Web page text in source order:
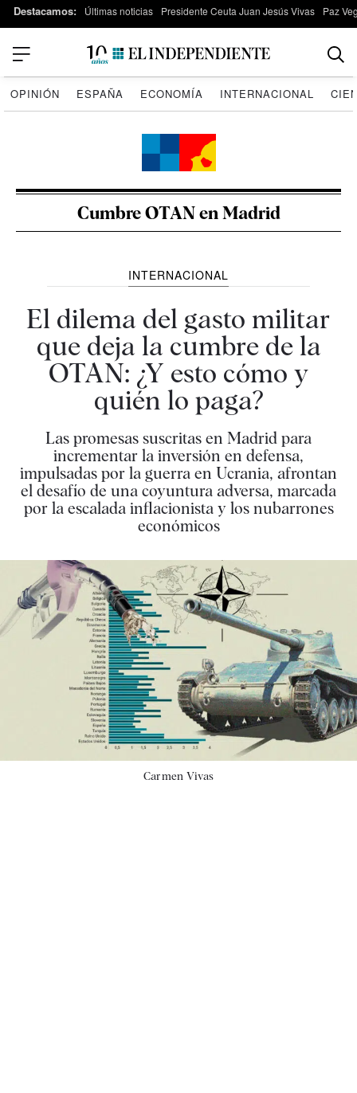
Destacamos: Últimas noticias Presidente Ceuta Juan Jesús Vivas Paz
OPINIÓN ESPAÑA ECONOMÍA INTERNACIONAL
Cumbre OTAN en Madrid
INTERNACIONAL
El dilema del gasto militar
que deja la cumbre de la
OTAN: ¿Y esto cómo y
quién lo paga?
Las promesas suscritas en Madrid para
incrementar la inversión en defensa,
impulsadas por la guerra en Ucrania, afrontan
el desafío de una coyuntura adversa, marcada
por la escalada inflacionista y los nubarrones
económicos
Carmen Vivas